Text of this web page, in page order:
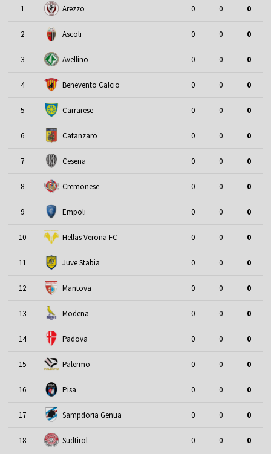
1 Arezzo 0 0 0
2 Ascoli 0 0 0
3 Avellino 0 0 0
4 Benevento Calcio 0 0 0
5 Carrarese 0 0 0
6 Catanzaro 0 0 0
7 Cesena 0 0 0
8 Cremonese 0 0 0
9 Empoli 0 0 0
10 Hellas Verona FC 0 0 0
11 Juve Stabia 0 0 0
12 Mantova 0 0 0
13 Modena 0 0 0
14 Padova 0 0 0
15 Palermo 0 0 0
16 Pisa 0 0 0
17 Sampdoria Genua 0 0 0
18 Sudtirol 0 0 0